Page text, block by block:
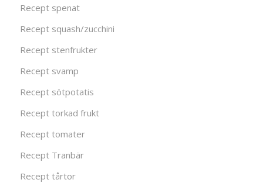
Recept spenat
Recept squash/zucchini
Recept stenfrukter
Recept svamp
Recept sötpotatis
Recept torkad frukt
Recept tomater
Recept Tranbär
Recept tårtor